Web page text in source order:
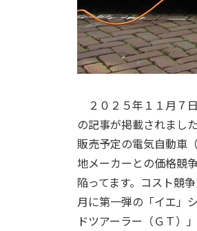
２０２５年１１月７
の記事が掲載されまし
販売予定の電気自動車
地メーカーとの価格競
陥ってます。コスト競
月に第一弾の「イエ」
ドツアーラー（ＧＴ）